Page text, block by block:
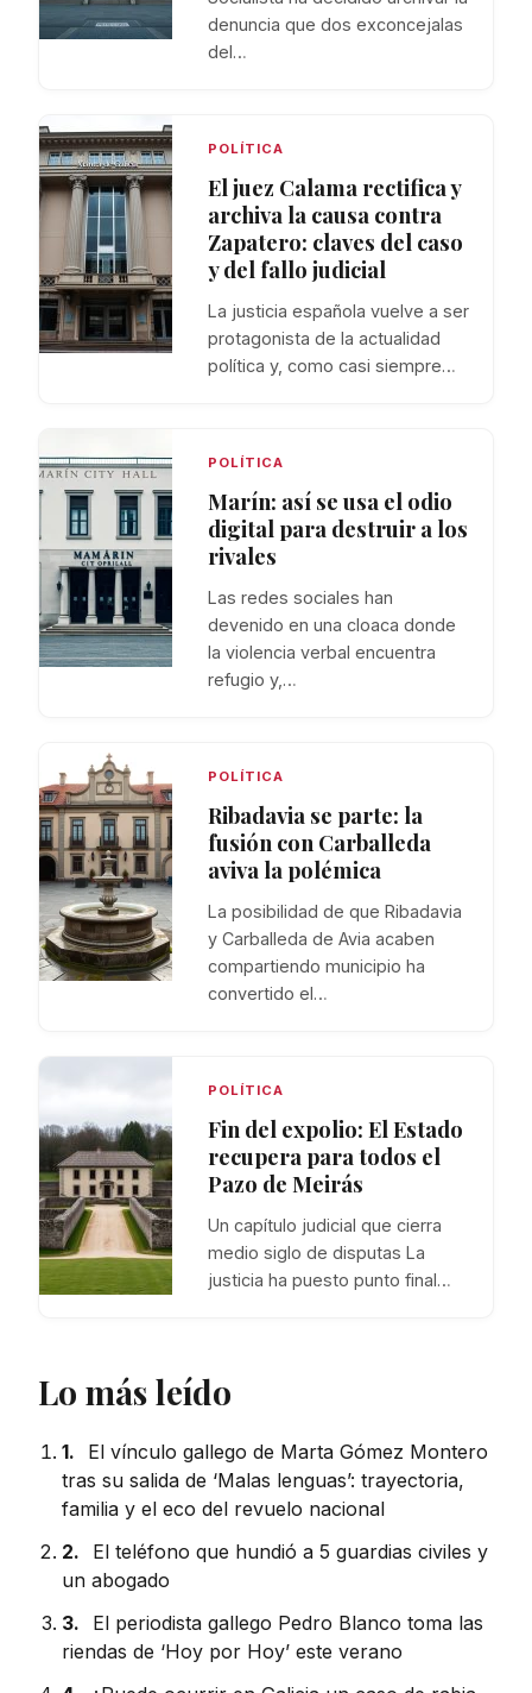
denuncia que dos exconcejalas
del…
POLÍTICA
El juez Calama rectifica y
archiva la causa contra
Zapatero: claves del caso
y del fallo judicial
La justicia española vuelve a ser
protagonista de la actualidad
política y, como casi siempre…
POLÍTICA
Marín: así se usa el odio
digital para destruir a los
rivales
Las redes sociales han
devenido en una cloaca donde
la violencia verbal encuentra
refugio y,…
POLÍTICA
Ribadavia se parte: la
fusión con Carballeda
aviva la polémica
La posibilidad de que Ribadavia
y Carballeda de Avia acaben
compartiendo municipio ha
convertido el…
POLÍTICA
Fin del expolio: El Estado
recupera para todos el
Pazo de Meirás
Un capítulo judicial que cierra
medio siglo de disputas La
justicia ha puesto punto final…
Lo más leído
1.
El vínculo gallego de Marta Gómez Montero
tras su salida de ‘Malas lenguas’: trayectoria,
familia y el eco del revuelo nacional
2.
El teléfono que hundió a 5 guardias civiles y
un abogado
3.
El periodista gallego Pedro Blanco toma las
riendas de ‘Hoy por Hoy’ este verano